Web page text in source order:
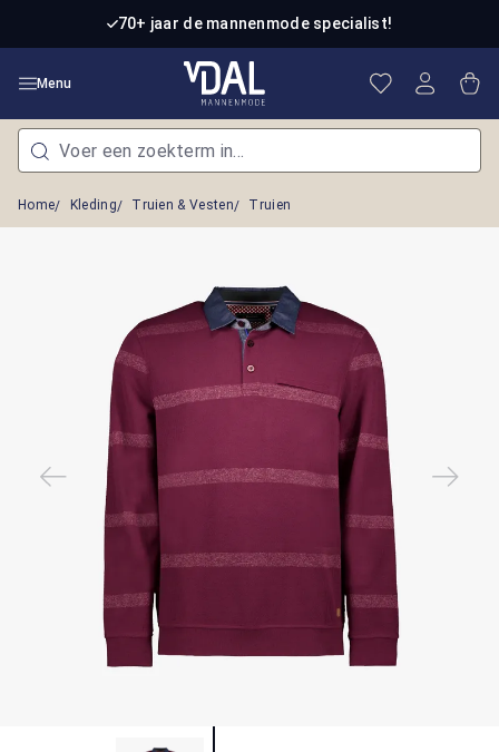
Ga naar de hoofdinhoud70+ jaar de mannenmode specialist!
Menu Je hebt 0
Home Kleding Truien & Vesten Truien